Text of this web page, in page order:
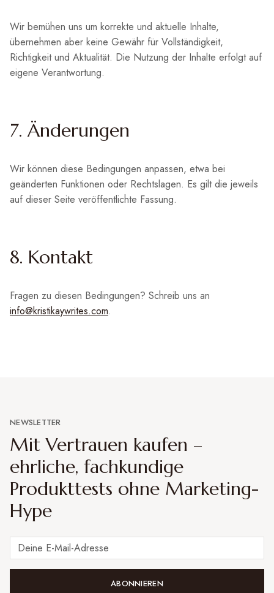
Wir bemühen uns um korrekte und aktuelle Inhalte,
übernehmen aber keine Gewähr für Vollständigkeit,
Richtigkeit und Aktualität. Die Nutzung der Inhalte erfolgt auf
eigene Verantwortung.
7. Änderungen
Wir können diese Bedingungen anpassen, etwa bei
geänderten Funktionen oder Rechtslagen. Es gilt die jeweils
auf dieser Seite veröffentlichte Fassung.
8. Kontakt
Fragen zu diesen Bedingungen? Schreib uns an
info@kristikaywrites.com.
NEWSLETTER
Mit Vertrauen kaufen –
ehrliche, fachkundige
Produkttests ohne Marketing-
Hype
ABONNIEREN